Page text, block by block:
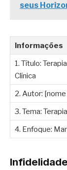
seus
Informações
1. Título:
Clínica
2. Autor:
3. Tema:
4. Enfoque: